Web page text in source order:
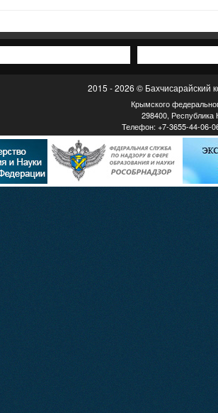
2015 - 2026 © Бахчисарайский
Крымского
298400, Республика
Телефон: +7-3655-44-06-